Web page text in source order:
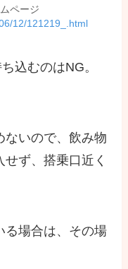
ページ
12/121219_.html
込むのはNG。
ないので、飲み物
ず、搭乗口近く
る場合は、その場